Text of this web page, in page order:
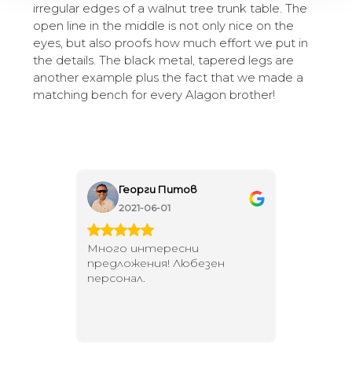
irregular edges of a walnut tree trunk table. The
open line in the middle is not only nice on the
eyes, but also proofs how much effort we put in
the details. The black metal, tapered legs are
another example plus the fact that we made a
matching bench for every Alagon brother!
Георги Питов
2021-06-01
Много интересни
предложения! Любезен
персонал.